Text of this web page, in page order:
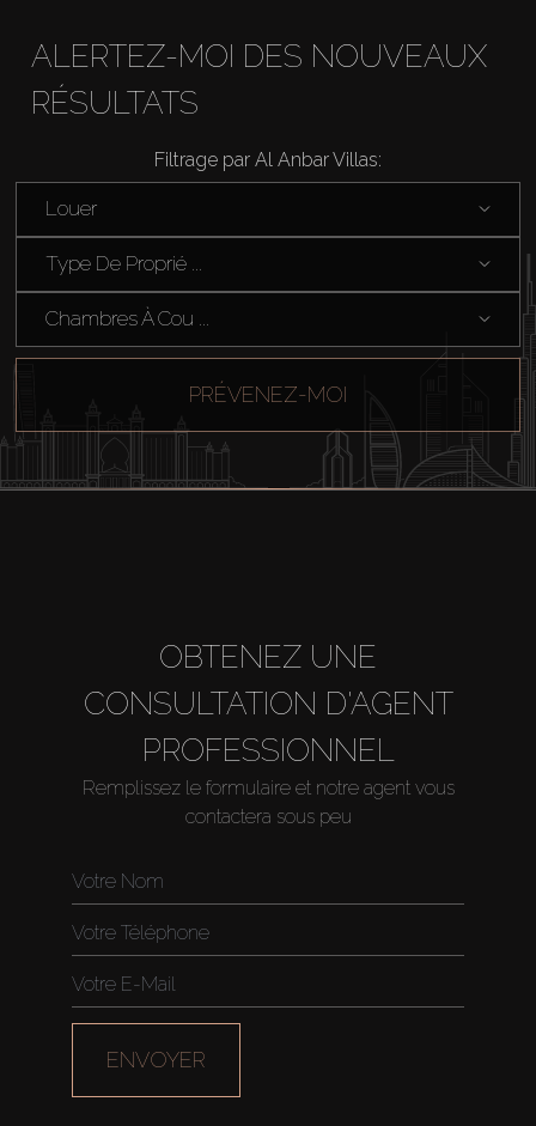
Louer
Vendre
Agents
ALERTEZ-MOI DES NOUVEAUX
RÉSULTATS
Filtrage par Al Anbar Villas:
Louer
Type De Proprié ...
Chambres À Cou ...
PRÉVENEZ-MOI
OBTENEZ UNE
CONSULTATION D'AGENT
PROFESSIONNEL
Remplissez le formulaire et notre agent vous
contactera sous peu
ENVOYER